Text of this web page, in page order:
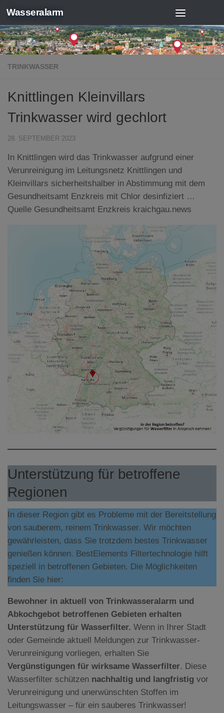
Zum Inhalt springen
Wasseralarm
TRINKWASSER
Knittlingen Kleinvillars
Trinkwasser wird gechlort
28. SEPTEMBER 2023
In Knittlingen wird das Trinkwasser aufgrund einer
Verunreinigung im Leitungsnetz Knittlingen und
Kleinvillars sicherheitshalber in Abstimmung mit dem
Gesundheitsamt Enzkreis mit Chlor desinfiziert …
Quelle Gesundheitsamt Enzkreis kraichgau.news
Unterstützung für betroffene
Regionen
In dieser Region gibt es Probleme mit der Bereitstellung
von sauberem, reinem Trinkwasser. Wir möchten
gewährleisten, dass Sie trotzdem bestes Trinkwasser
genießen können. BestElements Filtertechnologie hilft
speziell in betroffenen Gebieten. Die Möglichkeiten
finden Sie hier:
Bewohner in aktuell von Trinkwasseralarm und
Abkochgebot betroffenen Gebieten erhalten
Unterstützung für Wasserfilter. Wenn in Ihrer Stadt
oder Gemeinde aktuell Meldungen zur Trinkwasser-
Verunreinigung vorliegen, erhalten Sie
Vergünstigungen für wirksame Wasserfilter. Diese
Wasserfilter schützen nachhaltig und langfristig vor
Verunreinigung und unerwünschten Stoffen im
Leitungswasser – für ein sauberes Trinkwasser!